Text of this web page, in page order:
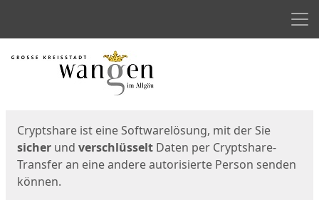
Start
Cryptshare ist eine Softwarelösung, mit der Sie
sicher und verschlüsselt Daten per Cryptshare-
Transfer an eine andere autorisierte Person senden
können.